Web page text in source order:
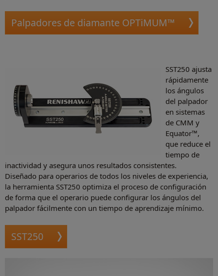
Palpadores de diamante OPTiMUM™
SST250 ajusta
rápidamente
los ángulos
del palpador
en sistemas
de CMM y
Equator™,
que reduce el
tiempo de
inactividad y asegura unos resultados consistentes.
Diseñado para operarios de todos los niveles de experiencia,
la herramienta SST250 optimiza el proceso de configuración
de forma que el operario puede configurar los ángulos del
palpador fácilmente con un tiempo de aprendizaje mínimo.
SST250